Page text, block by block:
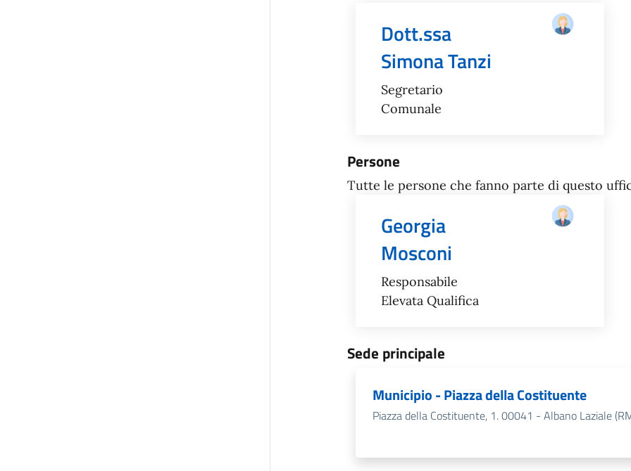
Dott.ssa
Simona Tanzi
Segretario
Comunale
Persone
Tutte le persone che fanno parte di questo
Georgia
Mosconi
Responsabile
Elevata Qualifica
Sede principale
Municipio - Piazza della Costituente
Piazza della Costituente, 1. 00041 - Albano Laziale